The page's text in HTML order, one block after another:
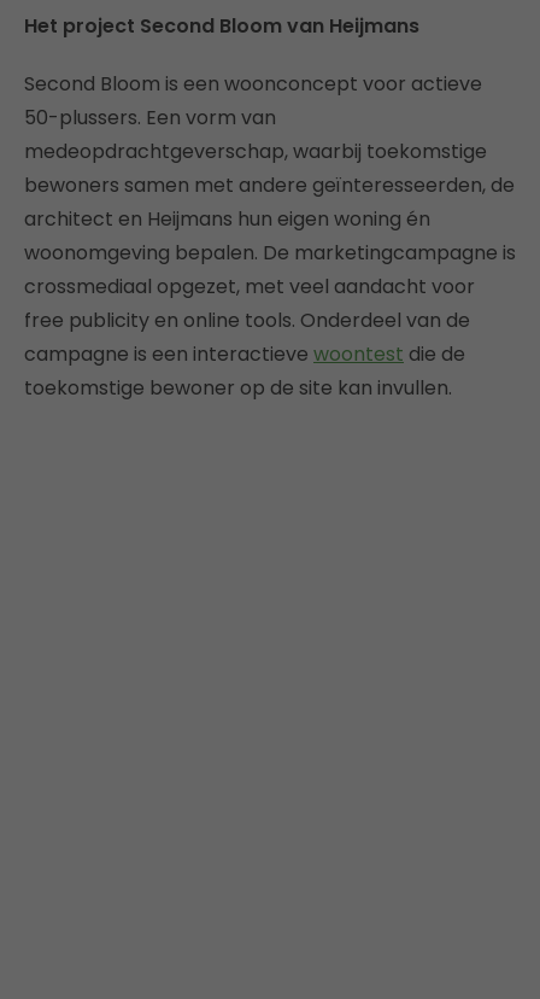
Het project Second Bloom van Heijmans
Second Bloom is een woonconcept voor actieve
50-plussers. Een vorm van
medeopdrachtgeverschap, waarbij toekomstige
bewoners samen met andere geïnteresseerden, de
architect en Heijmans hun eigen woning én
woonomgeving bepalen. De marketingcampagne is
crossmediaal opgezet, met veel aandacht voor
free publicity en online tools. Onderdeel van de
campagne is een interactieve woontest die de
toekomstige bewoner op de site kan invullen.